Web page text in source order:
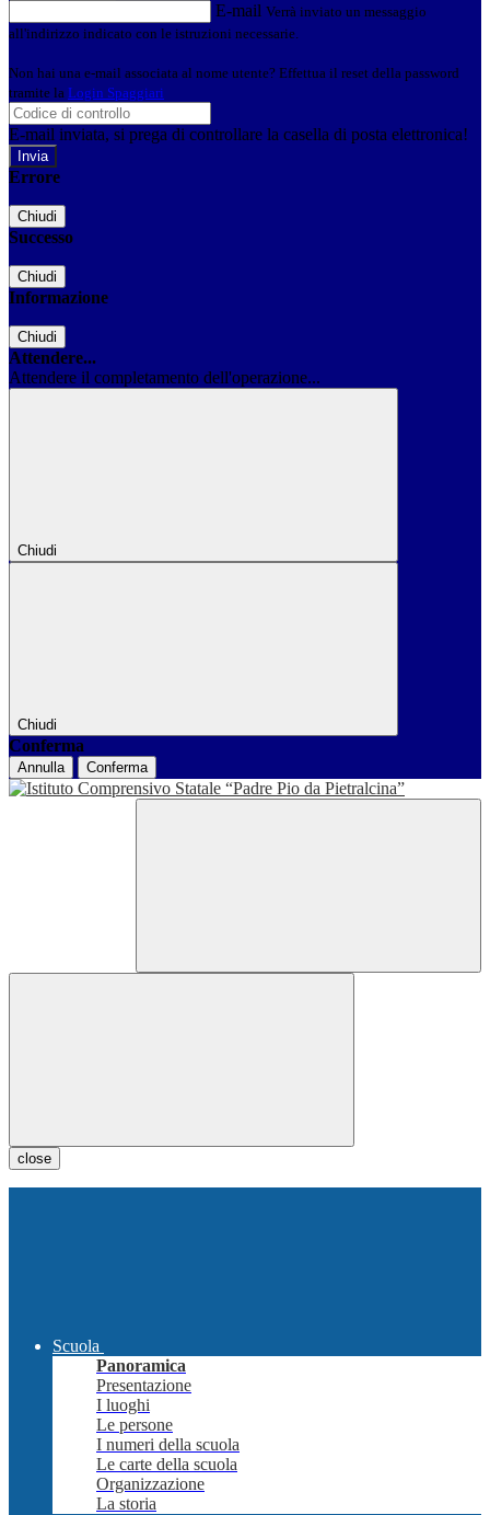
E-mail Verrà inviato un messaggio
all'indirizzo indicato con le istruzioni necessarie.
Non hai una e-mail associata al nome utente? Effettua il reset della password
tramite la Login Spaggiari
E-mail inviata, si prega di controllare la casella di posta elettronica!
Errore
Chiudi
Successo
Chiudi
Informazione
Chiudi
Attendere...
Attendere il completamento dell'operazione...
Chiudi
Chiudi
Conferma
Annulla Conferma
close
Scuola
Panoramica
Presentazione
I luoghi
Le persone
I numeri della scuola
Le carte della scuola
Organizzazione
La storia